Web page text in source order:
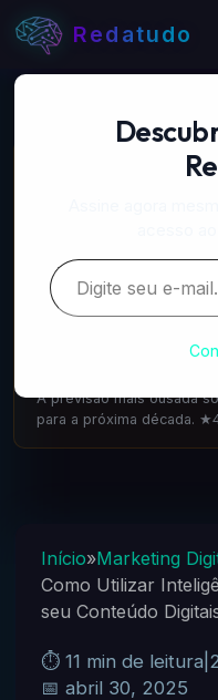
Redatudo
📚 LIVROS RECOMENDADOS
Escrito pelo cofundador
transformar tudo. 1.100
A Singularidade
A previsão mais ousada
para a próxima década.
Início»Marketing
Como Utilizar
seu Conteúdo
⏱️ 11 min de leitura
📅 abril 30, 2025
Digite seu e-mail…